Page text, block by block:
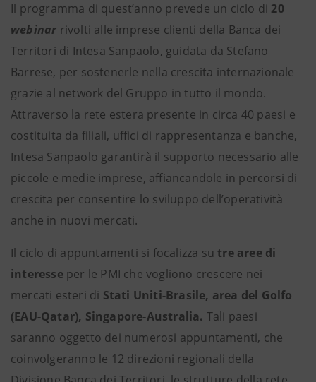
Il programma di quest’anno prevede un ciclo di 20
webinar rivolti alle imprese clienti della Banca dei
Territori di Intesa Sanpaolo, guidata da Stefano
Barrese, per sostenerle nella crescita internazionale
grazie al network del Gruppo in tutto il mondo.
Attraverso la rete estera presente in circa 40 paesi e
costituita da filiali, uffici di rappresentanza e banche,
Intesa Sanpaolo garantirà il supporto necessario alle
piccole e medie imprese, affiancandole in percorsi di
crescita per consentire lo sviluppo dell’operatività
anche in nuovi mercati.
Il ciclo di appuntamenti si focalizza su tre aree di
interesseper le PMI che vogliono crescere nei
mercati esteri di Stati Uniti-Brasile, area del Golfo
(EAU-Qatar), Singapore-Australia. Tali paesi
saranno oggetto dei numerosi appuntamenti, che
coinvolgeranno le 12 direzioni regionali della